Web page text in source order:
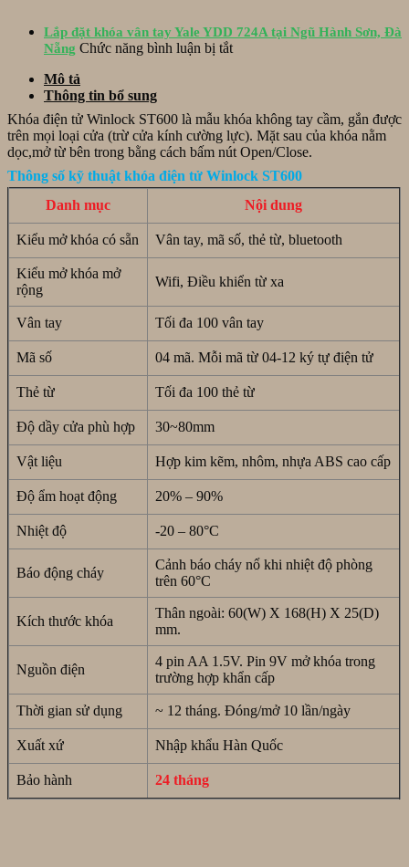
tại
tại
Tố
tại
khách
sạn
hệ
thống
5HBS
tại
Hội
An
Đà
Nẵng
Lắp đặt khóa vân tay Yale YDD 724A tại Ngũ Hành Sơn, Đà
Nẵng Chức năng bình luận bị tắtở
vân
tay
Yale
YDD
724A
Ngũ
Hành
Sơn,
Đà
Nẵng
Mô tả
Thông tin bổ sung
Khóa điện tử Winlock ST600 là mẫu khóa không tay cầm, gắn được
trên mọi loại cửa (trừ cửa kính cường lực). Mặt sau của khóa nằm
dọc,mở từ bên trong bằng cách bấm nút Open/Close.
Thông số kỹ thuật khóa điện tử Winlock ST600
Danh mục
Nội dung
Kiểu mở khóa có sẵn Vân tay, mã số, thẻ từ, bluetooth
Kiểu mở khóa mở
rộng
Wifi, Điều khiển từ xa
Vân tay Tối đa 100 vân tay
Mã số 04 mã. Mỗi mã từ 04-12 ký tự điện tử
Thẻ từ Tối đa 100 thẻ từ
Độ dầy cửa phù hợp 30~80mm
Vật liệu Hợp kim kẽm, nhôm, nhựa ABS cao cấp
Độ ẩm hoạt động 20% – 90%
Nhiệt độ -20 – 80°C
Báo động cháy
Cảnh báo cháy nổ khi nhiệt độ phòng
trên 60°C
Kích thước khóa
Thân ngoài: 60(W) X 168(H) X 25(D)
mm.
Nguồn điện
4 pin AA 1.5V. Pin 9V mở khóa trong
trường hợp khẩn cấp
Thời gian sử dụng ~ 12 tháng. Đóng/mở 10 lần/ngày
Xuất xứ Nhập khẩu Hàn Quốc
Bảo hành 24 tháng